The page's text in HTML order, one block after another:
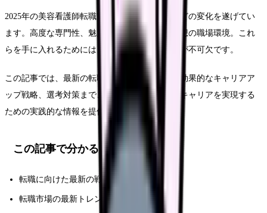
2025年の美容看護師転職市場は、かつてないほどの変化を遂げてい
ます。高度な専門性、魅力的な待遇、そして理想の職場環境。これ
らを手に入れるためには、戦略的なアプローチが不可欠です。
この記事では、最新の転職市場トレンドから、効果的なキャリアア
ップ戦略、選考対策まで、美容看護師が理想のキャリアを実現する
ための実践的な情報を提供します。
この記事で分かること
転職に向けた最新の戦略的アプローチ
転職市場の最新トレンド